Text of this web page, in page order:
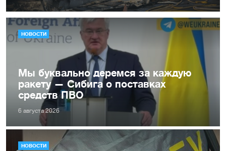
НОВОСТИ
Мы буквально деремся за каждую
ракету — Сибига о поставках
средств ПВО
6 августа 2026
НОВОСТИ